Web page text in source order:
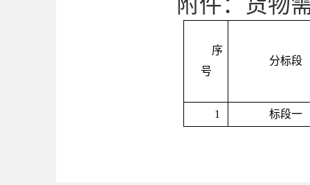
序
号
分标段
1 标段一